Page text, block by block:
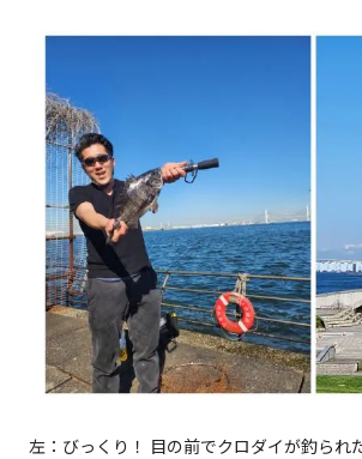
左：びっくり！ 目の前でクロダイが釣